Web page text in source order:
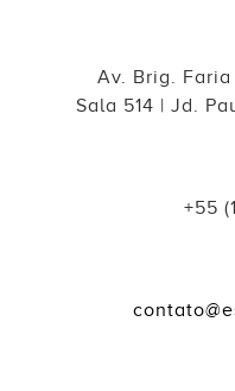
Av. Brig. Faria
Sala 514 | Jd.
+55